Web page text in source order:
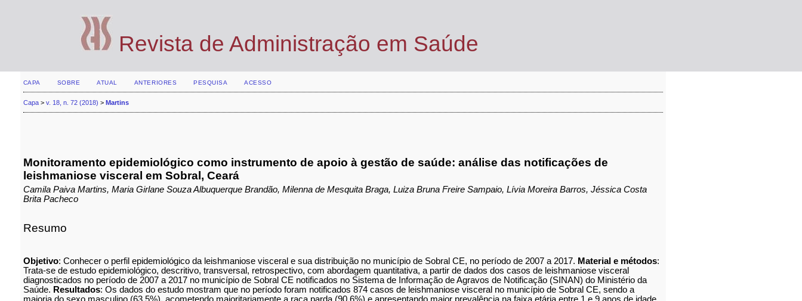
Revista de Administração em Saúde
CAPA SOBRE ATUAL ANTERIORES PESQUISA ACESSO
Capa> v. 18, n. 72 (2018) > Martins
Monitoramento epidemiológico como instrumento de apoio à gestão de saúde: análise das notificações de
leishmaniose visceral em Sobral, Ceará
Camila Paiva Martins, Maria Girlane Souza Albuquerque Brandão, Milenna de Mesquita Braga, Luiza Bruna Freire Sampaio, Lívia Moreira Barros, Jéssica Costa
Brita Pacheco
Resumo
Objetivo: Conhecer o perfil epidemiológico da leishmaniose visceral e sua distribuição no município de Sobral CE, no período de 2007 a 2017. Material e métodos:
Trata-se de estudo epidemiológico, descritivo, transversal, retrospectivo, com abordagem quantitativa, a partir de dados dos casos de leishmaniose visceral
diagnosticados no período de 2007 a 2017 no município de Sobral CE notificados no Sistema de Informação de Agravos de Notificação (SINAN) do Ministério da
Saúde. Resultados: Os dados do estudo mostram que no período foram notificados 874 casos de leishmaniose visceral no município de Sobral CE, sendo a
maioria do sexo masculino (63,5%), acometendo majoritariamente a raça parda (90,6%) e apresentando maior prevalência na faixa etária entre 1 e 9 anos de idade